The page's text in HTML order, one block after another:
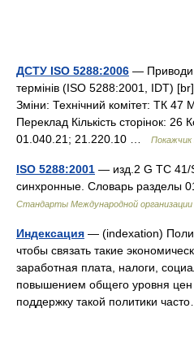
ДСТУ ISO 5288:2006 — Приводи
термінів (ISO 5288:2001, IDT)
Зміни: Технічний комітет: ТК
Переклад Кількість сторінок: 26
01.040.21; 21.220.10 …
Покажчик
ISO 5288:2001 — изд.2 G TC
синхронные. Словарь разделы
Стандарты Международной
Индексация — (indexation)
чтобы связать такие
заработная плата, налоги,
повышением общего уровня
поддержку такой политики